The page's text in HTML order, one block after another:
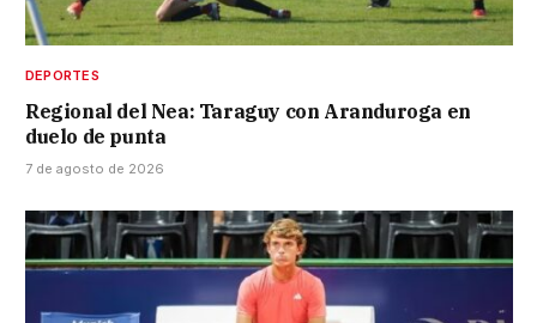
DEPORTES
Regional del Nea: Taraguy con Aranduroga en
duelo de punta
7 de agosto de 2026